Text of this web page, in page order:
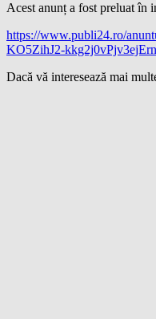
Acest anunț a fost preluat în
https://www.publi24.ro/
KO5ZihJ2-
Dacă vă interesează mai